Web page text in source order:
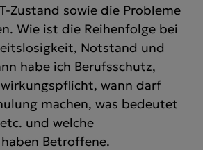
Zustand sowie die Probleme
Wie ist die Reihenfolge bei
Notstand und
habe ich Berufsschutz,
wann darf
machen, was bedeutet
und welche
Betroffene.